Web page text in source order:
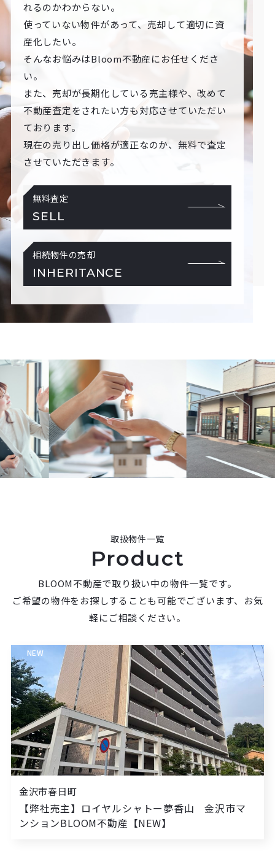
れるのかわからない。
使っていない物件があって、売却して適切に資
産化したい。
そんなお悩みはBloom不動産にお任せくださ
い。
また、売却が長期化している売主様や、改めて
不動産査定をされたい方も対応させていただい
ております。
現在の売り出し価格が適正なのか、無料で査定
させていただきます。
無料査定
SELL
相続物件の売却
INHERITANCE
取扱物件一覧
Product
BLOOM不動産で取り扱い中の物件一覧です。
ご希望の物件をお探しすることも可能でございます、お気
軽にご相談ください。
金沢市春日町
【弊社売主】ロイヤルシャトー夢香山 金沢市マ
ンションBLOOM不動産【NEW】
NEW